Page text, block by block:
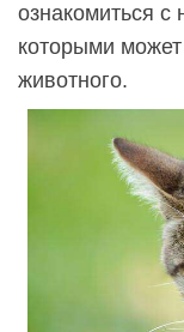
ознакомиться
которыми
животного.